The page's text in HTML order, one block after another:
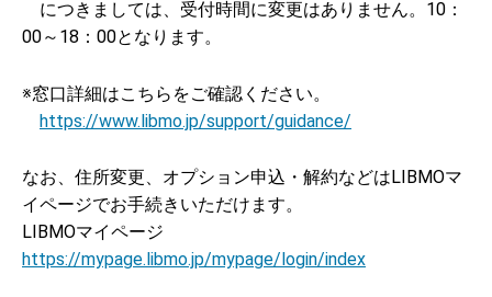
につきましては、受付時間に変更はありません。10：
00～18：00となります。
※窓口詳細はこちらをご確認ください。
https://www.libmo.jp/support/guidance/
なお、住所変更、オプション申込・解約などはLIBMOマ
イページでお手続きいただけます。
LIBMOマイページ
https://mypage.libmo.jp/mypage/login/index